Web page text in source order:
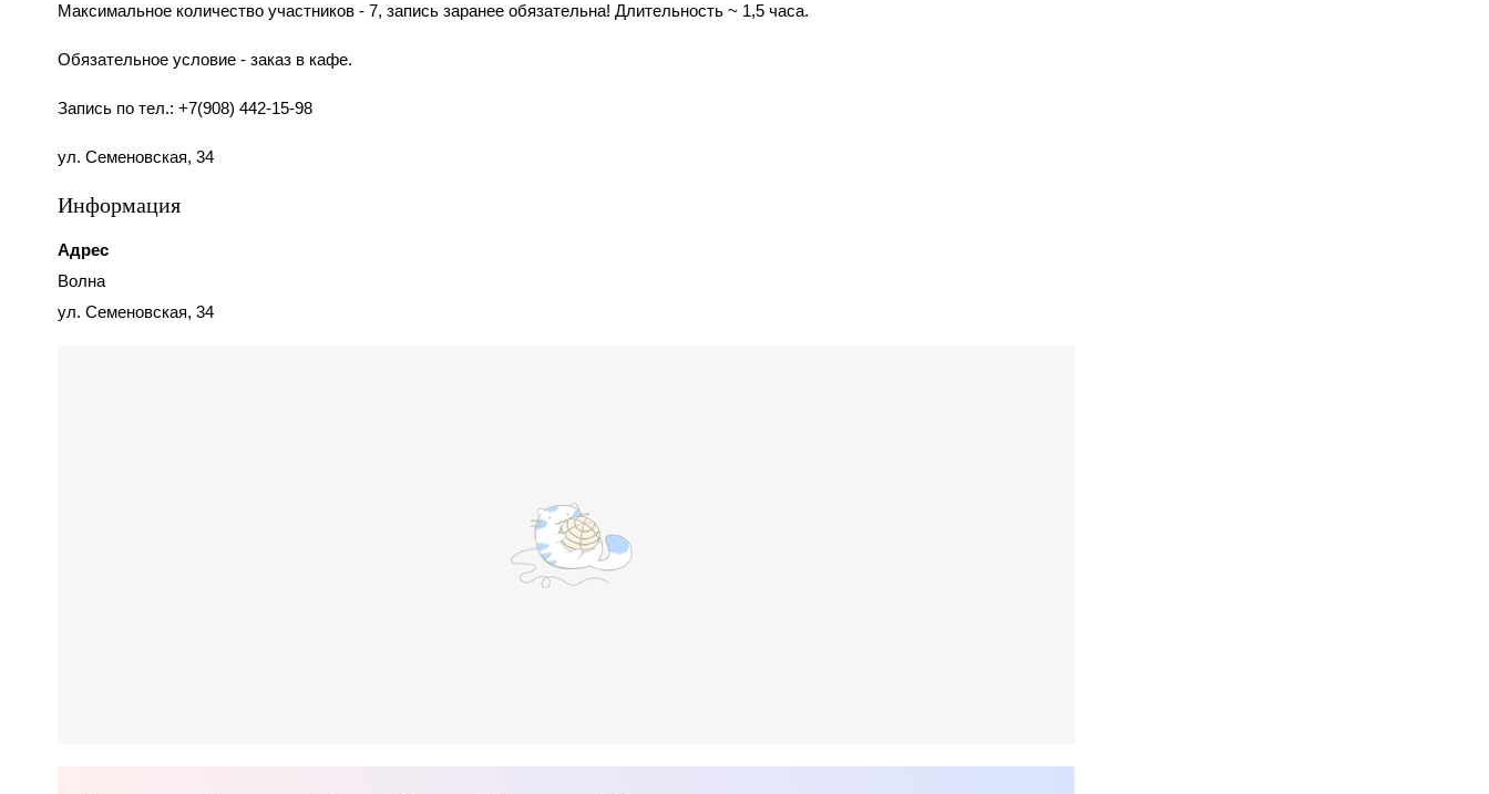
Максимальное количество участников - 7, запись заранее обязательна! Длительность ~ 1,5 часа.
Обязательное условие - заказ в кафе.
Запись по тел.: +7(908) 442-15-98
ул. Семеновская, 34
Информация
Адрес
Волна
ул. Семеновская, 34